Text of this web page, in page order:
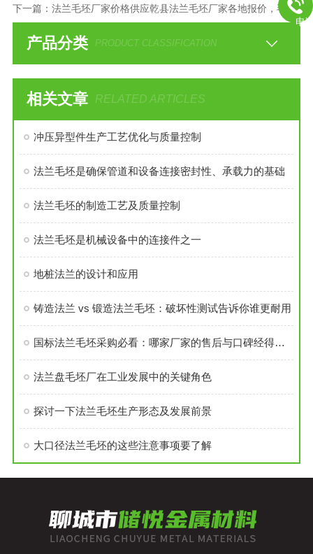
下一篇： 法兰毛坯厂家价格供应乾县法兰毛坯厂家各地报价，毛坯法兰盘
产品分类 PRODUCT CLASSIFICATION
相关文章 RELATED ARTICLES
冲压异型件生产工艺优化与质量控制
法兰毛坯是确保管道和设备连接密封性、承载力的基础
法兰毛坯的制造工艺及质量控制
法兰毛坯是机械设备中的连接件之一
地桩法兰的设计和应用
铸造法兰 vs 锻造法兰毛坯：破坏性测试告诉你谁更耐用
国标法兰毛坯采购必看：哪家厂家的售后与口碑经得起考验？
法兰盘毛坯厂在工业发展中的关键角色
探讨一下法兰毛坯生产形态及发展前景
大口径法兰毛坯的这些注意事项要了解
电